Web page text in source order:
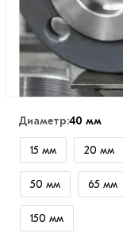
Диаметр:40 мм
15 мм 20 мм
50 мм 65 мм
150 мм